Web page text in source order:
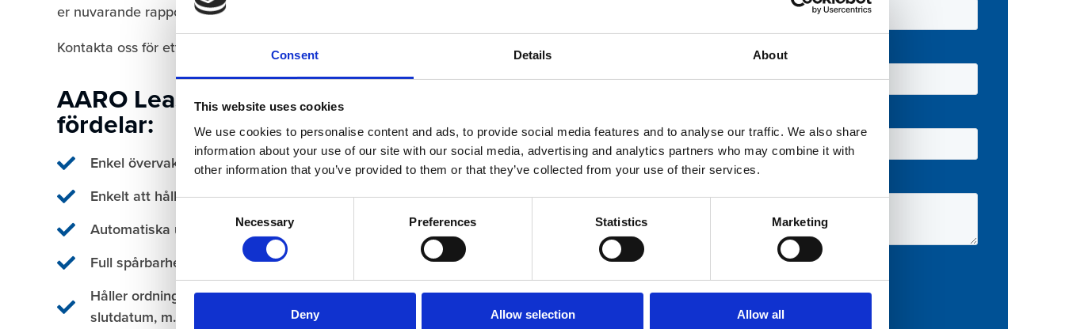
Consent Details About
This website uses cookies
We use cookies to personalise content and ads, to provide social media features and to analyse our traffic. We also share
information about your use of our site with our social media, advertising and analytics partners who may combine it with
other information that you’ve provided to them or that they’ve collected from your use of their services.
Selection
Necessary Preferences Statistics Marketing
Deny Allow selection Allow all
er nuvarande rapporteringsprocess?
Kontakta oss för ett möte eller en online demo.
AARO Lease IFRS 16:s främsta
fördelar:
Enkel övervakning av effekterna av IFRS 16.
Enkelt att hålla isär kontrakt med olika valuta.
Automatiska uträkningar av skatt, ränta, etc.
Full spårbarhet i förändringar och beräkningar.
Håller ordning på alla dina leasekontrakt, start- och
slutdatum, m.m.